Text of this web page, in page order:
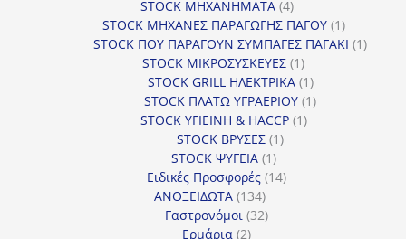
STOCK ΜΗΧΑΝΗΜΑΤΑ 44
προϊόντα
STOCK ΜΗΧΑΝΕΣ ΠΑΡΑΓΩΓΗΣ ΠΑΓΟΥ 11
προϊόν
STOCK ΠΟΥ ΠΑΡΑΓΟΥΝ ΣΥΜΠΑΓΕΣ ΠΑΓΑΚΙ 11
STOCK ΜΙΚΡΟΣΥΣΚΕΥΕΣ 11
προϊόν
STOCK GRILL ΗΛΕΚΤΡΙΚΑ 11
προϊόν
STOCK ΠΛΑΤΩ ΥΓΡΑΕΡΙΟΥ 11
STOCK ΥΓΙΕΙΝΗ & HACCP 11
STOCK ΒΡΥΣΕΣ 11
STOCK ΨΥΓΕΙΑ 11
προϊόν
Ειδικές Προσφορές 1414
ΑΝΟΞΕΙΔΩΤΑ 134134
προϊόντα
Γαστρονόμοι 3232
Ερμάρια 22